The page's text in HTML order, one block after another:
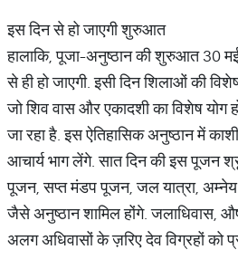
इस दिन से हो जाएगी शुरुआत
हालाकि, पूजा-अनुष्ठान की शुरुआत 30
से ही हो जाएगी. इसी दिन शिलाओं की
जो शिव वास और एकादशी का विशेष योग
जा रहा है. इस ऐतिहासिक अनुष्ठान में
आचार्य भाग लेंगे. सात दिन की इस पूजन
पूजन, सप्त मंडप पूजन, जल यात्रा,
जैसे अनुष्ठान शामिल होंगे. जलाधिवास,
अलग अधिवासों के ज़रिए देव विग्रहों को